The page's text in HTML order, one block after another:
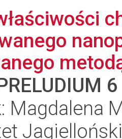
6
Magdalena